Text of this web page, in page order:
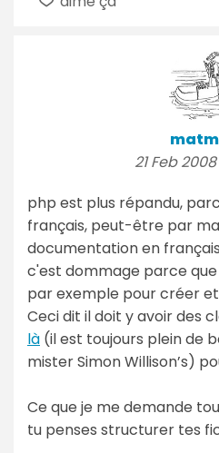
21 Feb
php est plus répandu,
français, peut-être par
documentation en
c'est dommage parce
par exemple pour créer
Ceci dit il doit y avoir des
là (il est toujours plein de
mister Simon Willison’s)
Ce que je me demande
tu penses structurer tes